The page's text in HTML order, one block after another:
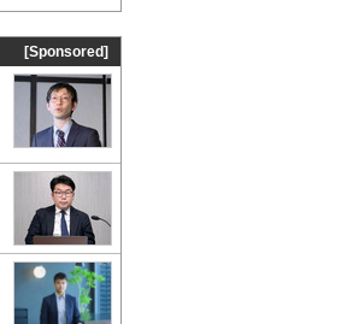
[Sponsored]